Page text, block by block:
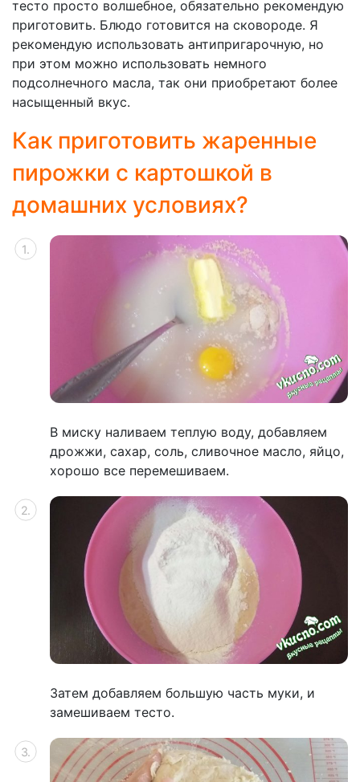
тесто просто волшебное, обязательно рекомендую
приготовить. Блюдо готовится на сковороде. Я
рекомендую использовать антипригарочную, но
при этом можно использовать немного
подсолнечного масла, так они приобретают более
насыщенный вкус.
Как приготовить жаренные
пирожки с картошкой в
домашних условиях?
В миску наливаем теплую воду, добавляем
дрожжи, сахар, соль, сливочное масло, яйцо,
хорошо все перемешиваем.
Затем добавляем большую часть муки, и
замешиваем тесто.